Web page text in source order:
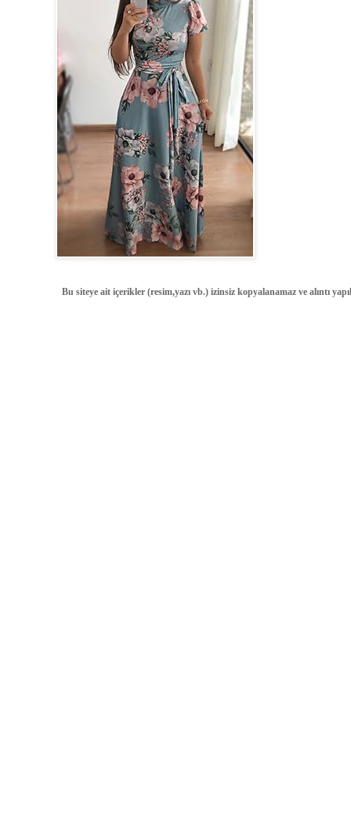
Bu siteye ait içerikler (resim,yazı vb.) izinsiz kopyalanamaz ve alıntı